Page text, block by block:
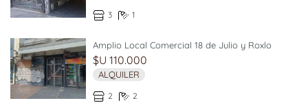
3 1
Amplio Local Comercial 18 de Julio y Roxlo
$U 110.000
ALQUILER
2 2